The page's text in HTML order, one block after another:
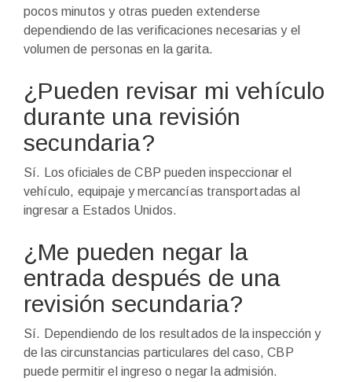
pocos minutos y otras pueden extenderse
dependiendo de las verificaciones necesarias y el
volumen de personas en la garita.
¿Pueden revisar mi vehículo
durante una revisión
secundaria?
Sí. Los oficiales de CBP pueden inspeccionar el
vehículo, equipaje y mercancías transportadas al
ingresar a Estados Unidos.
¿Me pueden negar la
entrada después de una
revisión secundaria?
Sí. Dependiendo de los resultados de la inspección y
de las circunstancias particulares del caso, CBP
puede permitir el ingreso o negar la admisión.